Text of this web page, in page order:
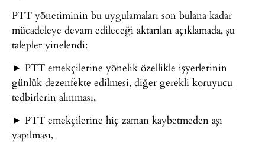
PTT yönetiminin bu uygulamaları son bulana kadar
mücadeleye devam edileceği aktarılan açıklamada, şu
talepler yinelendi:
► PTT emekçilerine yönelik özellikle işyerlerinin
günlük dezenfekte edilmesi, diğer gerekli koruyucu
tedbirlerin alınması,
► PTT emekçilerine hiç zaman kaybetmeden aşı
yapılması,